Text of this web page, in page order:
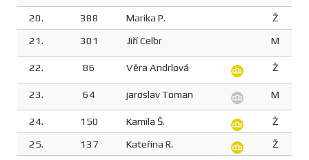
20. 388 Marika P.
Ž
21.
301 Jiří Celbr M
22. 86 Věra Andrlová Ž
23. 64 jaroslav Toman M
24. 150 Kamila Š.
Ž
25.
137 Kateřina R.
Ž